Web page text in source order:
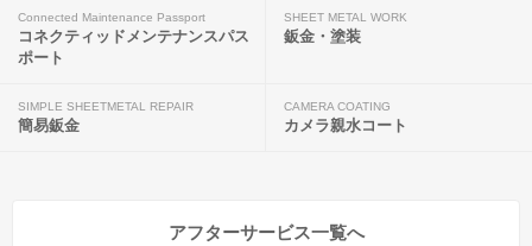
Connected Maintenance Passport
コネクティッドメンテナンスパス
ポート
SHEET METAL WORK
鈑金・塗装
SIMPLE SHEETMETAL REPAIR
簡易鈑金
CAMERA COATING
カメラ親水コート
アフターサービス一覧へ